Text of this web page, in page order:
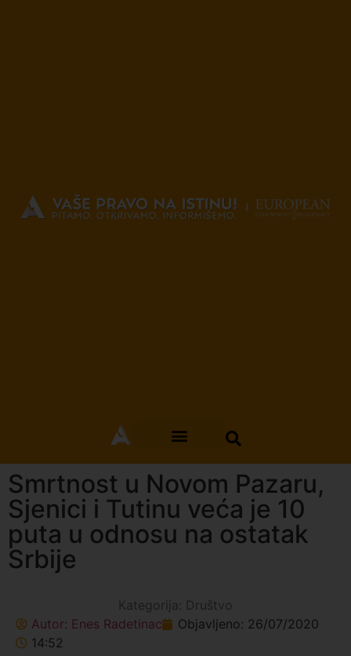
Smrtnost u Novom Pazaru,
Sjenici i Tutinu veća je 10
puta u odnosu na ostatak
Srbije
Kategorija: Društvo
Autor: Enes Radetinac Objavljeno: 26/07/2020
14:52